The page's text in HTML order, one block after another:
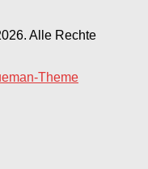
Alle Rechte
Theme